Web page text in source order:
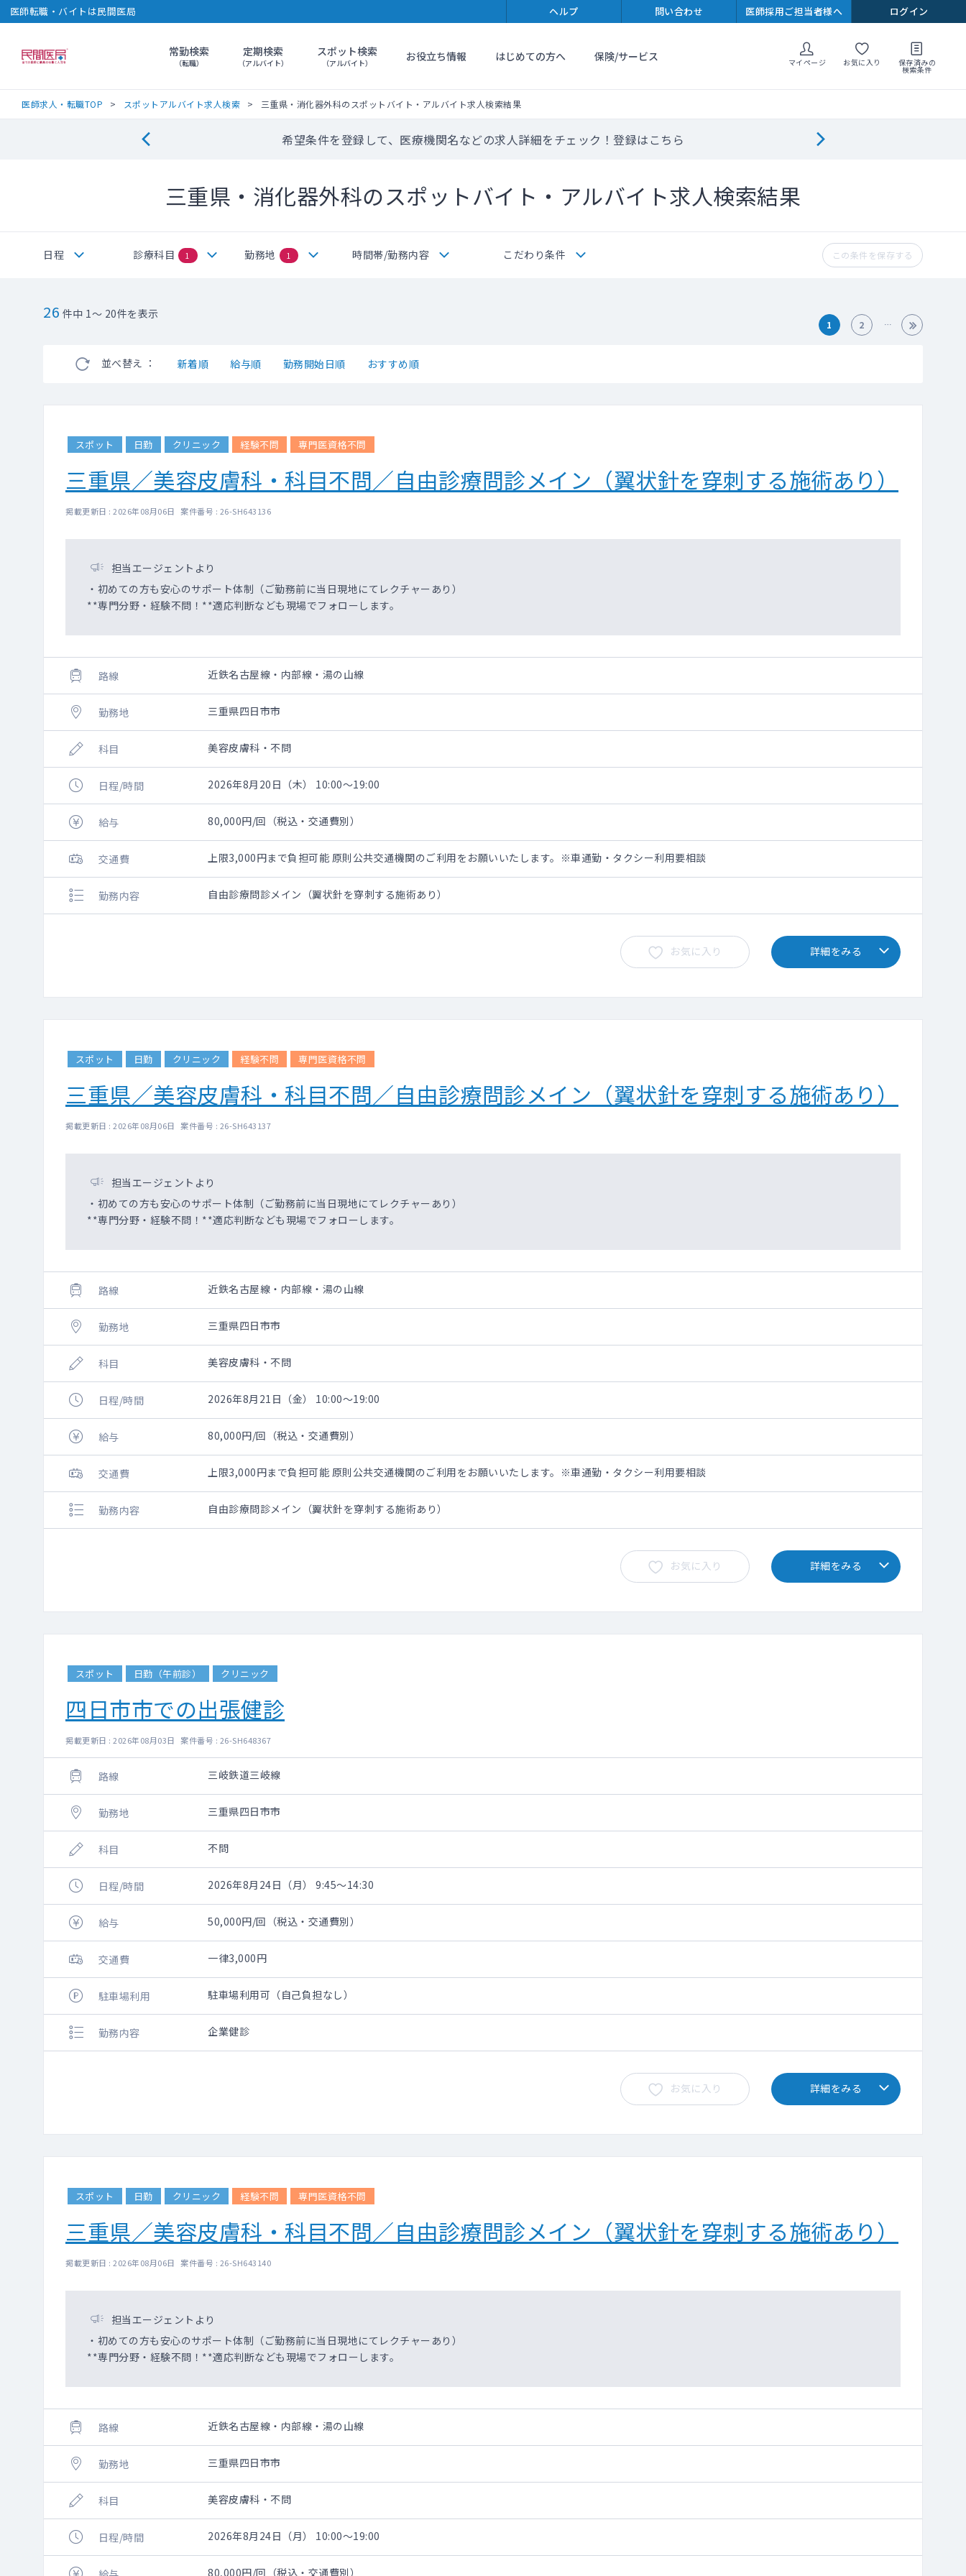
医師転職・バイトは民間医局 ヘルプ 問い合わせ 医師採用ご担当者様へ ログイン
民間医局常勤検索
（転職）
定期検索
（アルバイト）
スポット検索
（アルバイト） お役立ち情報 はじめての方へ 保険/サービス マイページ お気に入り 保存済みの
検索条件
医師求人・転職TOP スポットアルバイト求人検索 三重県・消化器外科のスポットバイト・アルバイト求人検索結果
希望条件を登録して、医療機関名などの求人詳細をチェック！登録はこちら
三重県・消化器外科のスポットバイト・アルバイト求人検索結果
日程 診療科目 1 勤務地 1 時間帯/勤務内容 こだわり条件 この条件を保存する
26 件中 1～ 20件を表示
並べ替え ： 新着順 給与順 勤務開始日順 おすすめ順
1 2
スポット 日勤 クリニック 経験不問 専門医資格不問
三重県／美容皮膚科・科目不問／自由診療問診メイン（翼状針を穿刺する施術あり）
掲載更新日 : 2026年08月06日 案件番号 : 26-SH643136
担当エージェントより
・初めての方も安心のサポート体制（ご勤務前に当日現地にてレクチャーあり）
**専門分野・経験不問！**適応判断なども現場でフォローします。
路線 近鉄名古屋線・内部線・湯の山線
勤務地 三重県四日市市
科目 美容皮膚科・不問
日程/時間 2026年8月20日（木） 10:00～19:00
給与 80,000円/回（税込・交通費別）
交通費 上限3,000円まで負担可能 原則公共交通機関のご利用をお願いいたします。※車通勤・タクシー利用要相談
勤務内容 自由診療問診メイン（翼状針を穿刺する施術あり）
お気に入り 詳細をみる
スポット 日勤 クリニック 経験不問 専門医資格不問
三重県／美容皮膚科・科目不問／自由診療問診メイン（翼状針を穿刺する施術あり）
掲載更新日 : 2026年08月06日 案件番号 : 26-SH643137
担当エージェントより
・初めての方も安心のサポート体制（ご勤務前に当日現地にてレクチャーあり）
**専門分野・経験不問！**適応判断なども現場でフォローします。
路線 近鉄名古屋線・内部線・湯の山線
勤務地 三重県四日市市
科目 美容皮膚科・不問
日程/時間 2026年8月21日（金） 10:00～19:00
給与 80,000円/回（税込・交通費別）
交通費 上限3,000円まで負担可能 原則公共交通機関のご利用をお願いいたします。※車通勤・タクシー利用要相談
勤務内容 自由診療問診メイン（翼状針を穿刺する施術あり）
お気に入り 詳細をみる
スポット 日勤（午前診） クリニック
四日市市での出張健診
掲載更新日 : 2026年08月03日 案件番号 : 26-SH648367
路線 三岐鉄道三岐線
勤務地 三重県四日市市
科目 不問
日程/時間 2026年8月24日（月） 9:45～14:30
給与 50,000円/回（税込・交通費別）
交通費 一律3,000円
駐車場利用 駐車場利用可（自己負担なし）
勤務内容 企業健診
お気に入り 詳細をみる
スポット 日勤 クリニック 経験不問 専門医資格不問
三重県／美容皮膚科・科目不問／自由診療問診メイン（翼状針を穿刺する施術あり）
掲載更新日 : 2026年08月06日 案件番号 : 26-SH643140
担当エージェントより
・初めての方も安心のサポート体制（ご勤務前に当日現地にてレクチャーあり）
**専門分野・経験不問！**適応判断なども現場でフォローします。
路線 近鉄名古屋線・内部線・湯の山線
勤務地 三重県四日市市
科目 美容皮膚科・不問
日程/時間 2026年8月24日（月） 10:00～19:00
80,000円/回（税込・交通費別）